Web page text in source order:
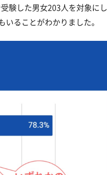
験した男女203人を対象にし
いることがわかりました。